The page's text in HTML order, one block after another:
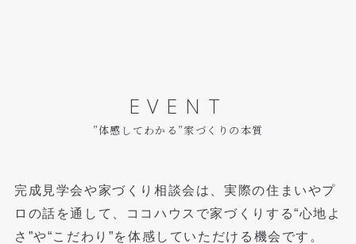
EVENT
”体感してわかる”家づくりの本質
完成見学会や家づくり相談会は、実際の住まいやプ
ロの話を通して、
ココハウスで家づくりする“心地よ
さ”や“こだわり”を体感していただける機会です。